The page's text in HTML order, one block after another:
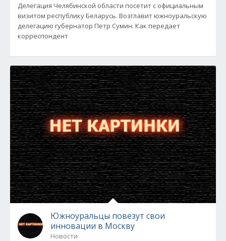
Делегация Челябинской области посетит с официальным
визитом республику Беларусь. Возглавит южноуральскую
делегацию губернатор Петр Сумин. Как передает
корреспондент
Южноуральцы повезут свои
инновации в Москву
Новости